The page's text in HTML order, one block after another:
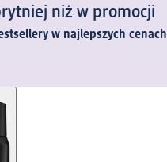
niż w promocji
w najlepszych cenach